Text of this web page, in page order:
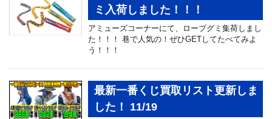
ミ入荷しました！！！
アミューズコーナーにて、ロープグミ集荷しまし
た！！！ 巷で人気の！ぜひGETしてたべてみよ
う！！！
最新一番くじ買取リスト更新しま
した！ 11/19